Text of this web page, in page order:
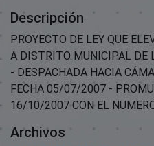
Descripción
PROYECTO DE LEY QUE
A DISTRITO MUNICIPAL DE
- DESPACHADA HACIA
FECHA 05/07/2007 -
16/10/2007 CON EL
Archivos